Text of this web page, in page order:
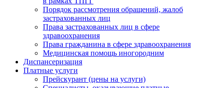
Порядок рассмотрения обращений, жалоб
застрахованных лиц
Права застрахованных лиц в сфере
здравоохранения
Права гражданина в сфере здравоохранения
Медицинская помощь иногородним
Диспансеризация
Платные услуги
Прейскурант (цены на услуги)